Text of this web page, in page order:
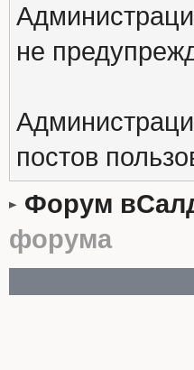
не
постов
Форум
форума